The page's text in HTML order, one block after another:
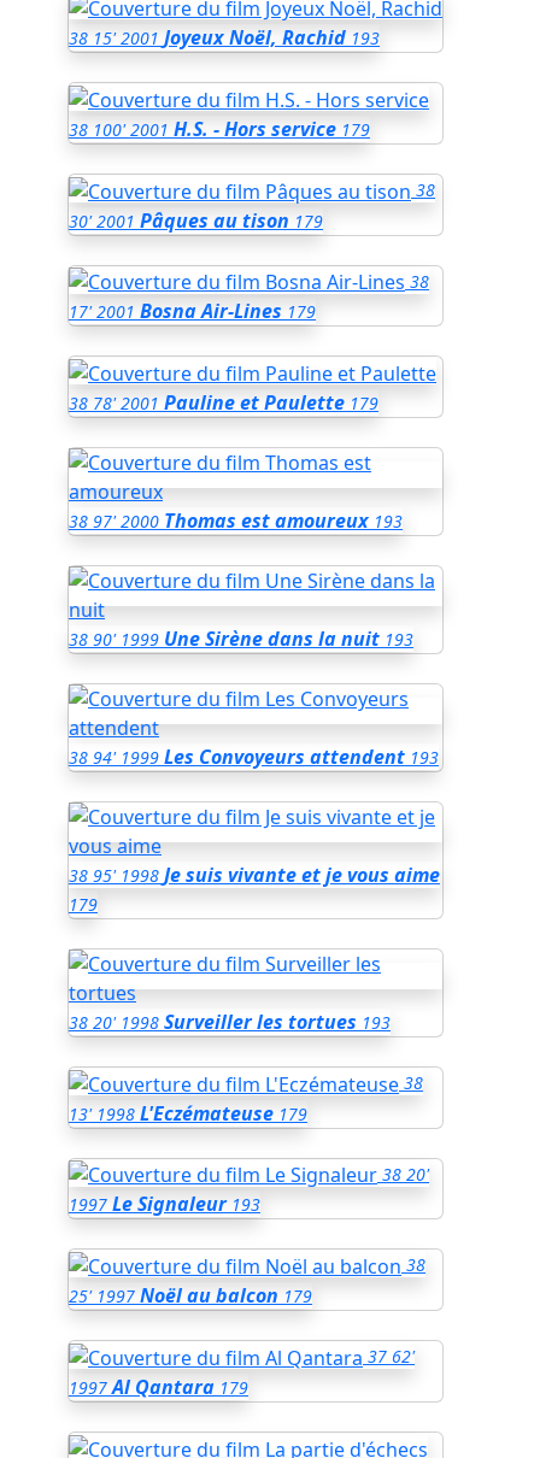
38 15' 2001 Joyeux Noël, Rachid 193
38 100' 2001 H.S. - Hors service 179
38
30' 2001 Pâques au tison 179
38
17' 2001 Bosna Air-Lines 179
38 78' 2001 Pauline et Paulette 179
38 97' 2000 Thomas est amoureux 193
38 90' 1999 Une Sirène dans la nuit 193
38 94' 1999 Les Convoyeurs attendent 193
38 95' 1998 Je suis vivante et je vous aime
179
38 20' 1998 Surveiller les tortues 193
38
13' 1998 L'Eczémateuse 179
38 20'
1997 Le Signaleur 193
38
25' 1997 Noël au balcon 179
37 62'
1997 Al Qantara 179